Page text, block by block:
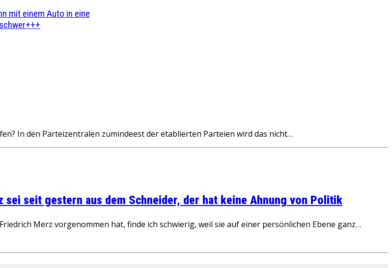
mit einem Auto in eine
In den Parteizentralen zumindeest der etablierten Parteien wird das nicht…
seit gestern aus dem Schneider, der hat keine Ahnung von Politik
Merz vorgenommen hat, finde ich schwierig, weil sie auf einer persönlichen Ebene ganz…